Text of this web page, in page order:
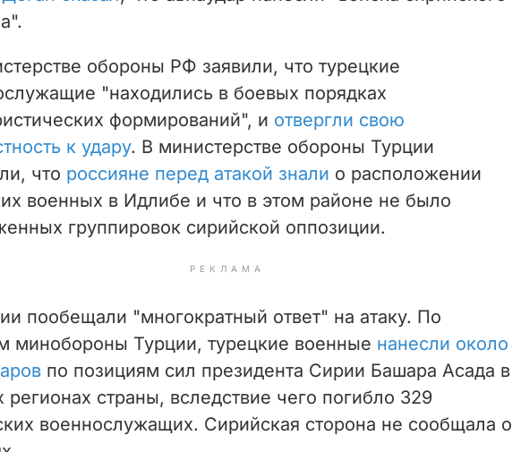
обороны РФ заявили, что турецкие
"находились в боевых порядках
формирований", и отвергли свою
к удару. В министерстве обороны Турции
что россияне перед атакой знали о расположении
военных в Идлибе и что в этом районе не было
группировок сирийской оппозиции.
РЕКЛАМА
пообещали "многократный ответ" на атаку. По
минобороны Турции, турецкие военные нанесли около
по позициям сил президента Сирии Башара Асада в
регионах страны, вследствие чего погибло 329
военнослужащих. Сирийская сторона не сообщала о